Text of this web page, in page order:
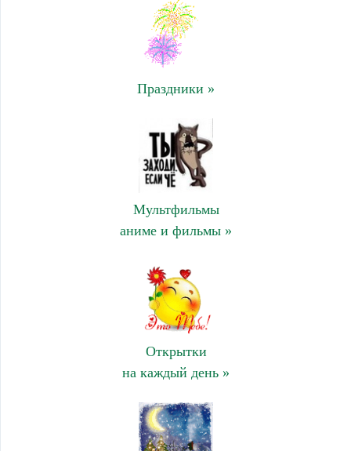
Праздники »
Мультфильмы
аниме и фильмы »
Открытки
на каждый день »